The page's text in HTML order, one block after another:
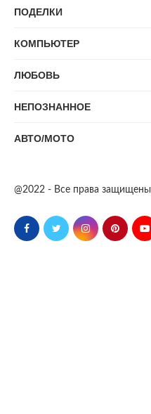
ПОДЕЛКИ
КОМПЬЮТЕР
ЛЮБОВЬ
НЕПОЗНАННОЕ
АВТО/МОТО
@2022 - Все права защищены